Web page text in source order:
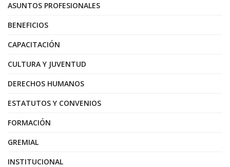
ASUNTOS PROFESIONALES
BENEFICIOS
CAPACITACIÓN
CULTURA Y JUVENTUD
DERECHOS HUMANOS
ESTATUTOS Y CONVENIOS
FORMACIÓN
GREMIAL
INSTITUCIONAL